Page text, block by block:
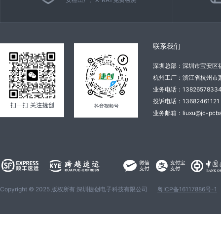
联系我们
深圳总部：深圳市宝安
杭州工厂：浙江省杭州市
业务电话：
投诉电话：
业务邮箱：liuxu@jc-
Copyright © 2025 版权所有 深圳捷创电子科技有限公司 粤ICP备16117886号-1